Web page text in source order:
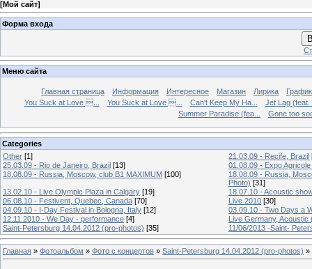
[Мой сайт]
Форма входа
Меню сайта
Главная страница Информация Интересное Магазин Лирика
You Suck at Love ...
You Suck at Love ... Can't Keep My Ha...
Jet Lag (feat.
Summer Paradise (fea...
Gone too
Categories
Other [1] 21.03.09 - Recife, Brazil
25.03.09 - Rio de Janeiro, Brazil [13]
01.08.09 - Expo
18.08.09 - Russia, Moscow, club B1 MAXIMUM [100]
18.08.09 - Russia,
Photo) [31]
13.02.10 - Live Olympic Plaza in Calgary [19]
18.07.10 - Acoustic
06.08.10 - Festivent, Quebec, Canada [70] Live 2010 [30]
04.09.10 - I-Day Festival in Bologna, Italy [12]
03.09.10 - Two Days a
12.11.2010 - We Day - performance [4]
Live Germany, Acoustic
Saint-Petersburg 14.04.2012 (pro-photos) [35] 11/06/2013 -Saint-
Главная » Фотоальбом » Фото с концертов » Saint-Petersburg 14.04.2012 (pro-photos) »